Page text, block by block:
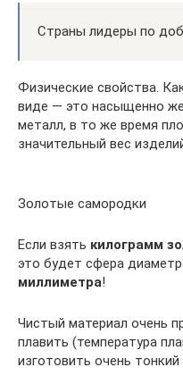
Страны лидеры по
Физические свойства.
виде — это насыщенно
металл, в то же время
значительный вес
Золотые самородки
Если взять килограмм
это будет сфера
миллиметра!
Чистый материал очень
плавить (температура
изготовить очень